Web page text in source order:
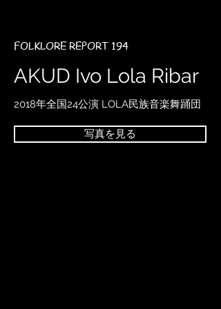
写真を見る
FOLKLORE REPORT 194
AKUD Ivo Lola Ribar
2018年全国24公演 LOLA民族音楽舞踊団